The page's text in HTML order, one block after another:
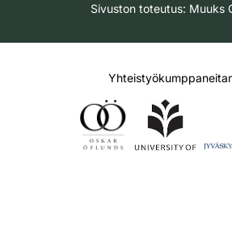
Sivuston toteutus: Muuks